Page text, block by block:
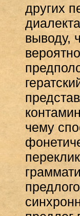
других
выводу,
чему